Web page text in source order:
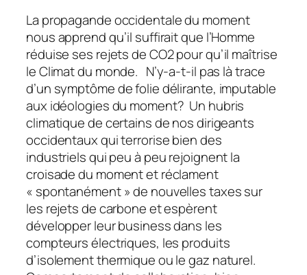
La propagande occidentale du moment
nous apprend qu’il suffirait que l’Homme
réduise ses rejets de CO2 pour qu’il maîtrise
le Climat du monde. N’y-a-t-il pas là trace
d’un symptôme de folie délirante, imputable
aux idéologies du moment? Un hubris
climatique de certains de nos dirigeants
occidentaux qui terrorise bien des
industriels qui peu à peu rejoignent la
croisade du moment et réclament
« spontanément » de nouvelles taxes sur
les rejets de carbone et espèrent
développer leur business dans les
compteurs électriques, les produits
d’isolement thermique ou le gaz naturel.